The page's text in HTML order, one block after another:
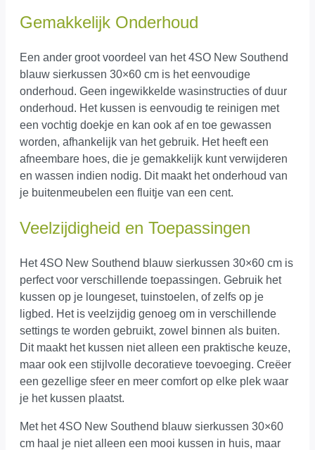
Gemakkelijk Onderhoud
Een ander groot voordeel van het 4SO New Southend
blauw sierkussen 30×60 cm is het eenvoudige
onderhoud. Geen ingewikkelde wasinstructies of duur
onderhoud. Het kussen is eenvoudig te reinigen met
een vochtig doekje en kan ook af en toe gewassen
worden, afhankelijk van het gebruik. Het heeft een
afneembare hoes, die je gemakkelijk kunt verwijderen
en wassen indien nodig. Dit maakt het onderhoud van
je buitenmeubelen een fluitje van een cent.
Veelzijdigheid en Toepassingen
Het 4SO New Southend blauw sierkussen 30×60 cm is
perfect voor verschillende toepassingen. Gebruik het
kussen op je loungeset, tuinstoelen, of zelfs op je
ligbed. Het is veelzijdig genoeg om in verschillende
settings te worden gebruikt, zowel binnen als buiten.
Dit maakt het kussen niet alleen een praktische keuze,
maar ook een stijlvolle decoratieve toevoeging. Creëer
een gezellige sfeer en meer comfort op elke plek waar
je het kussen plaatst.
Met het 4SO New Southend blauw sierkussen 30×60
cm haal je niet alleen een mooi kussen in huis, maar